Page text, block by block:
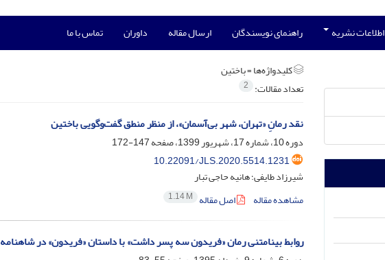
اطلاعات نشریه راهنمای نویسندگان ارسال مقاله داوران تماس با ما
کلیدواژه‌ها =باختین
تعداد مقالات: 2
نقد رمانِ «تهران، شهر بی‌‌آسمان»، از منظر منطق گفت‌‌وگویی باختین
دوره 10، شماره 17، شهریور 1399، صفحه
147-172
10.22091/JLS.2020.5514.1231
شیرزاد طایفی؛ هانیه حاجی تبار
مشاهده مقاله
اصل مقاله 1.14 M
روابط بینامتنی رمان «فریدون سه پسر داشت» با داستان «فریدون» در شاهنامه